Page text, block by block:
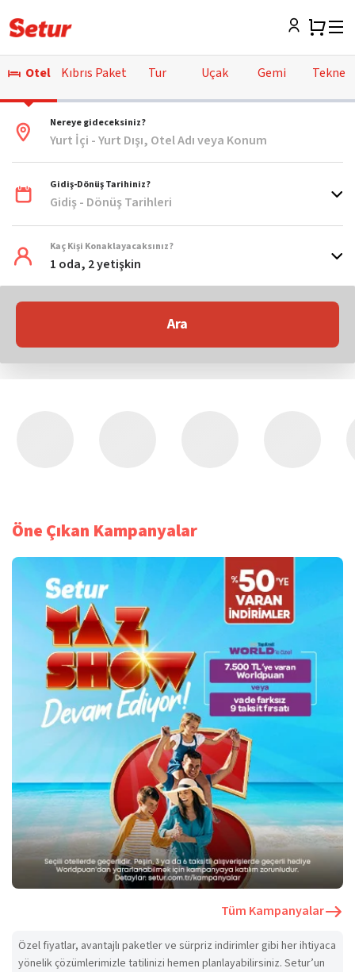
Otel Kıbrıs Paket Tur Uçak Gemi Tekne
Nereye gideceksiniz?
Yurt İçi - Yurt Dışı, Otel Adı veya Konum
Gidiş-Dönüş Tarihiniz?
Gidiş - Dönüş Tarihleri
Kaç Kişi Konaklayacaksınız?
1 oda, 2 yetişkin
Ara
Öne Çıkan Kampanyalar
Tüm Kampanyalar
Özel fiyatlar, avantajlı paketler ve sürpriz indirimler gibi her ihtiyaca
yönelik çözümlerimizle tatilinizi hemen planlayabilirsiniz. Setur’un